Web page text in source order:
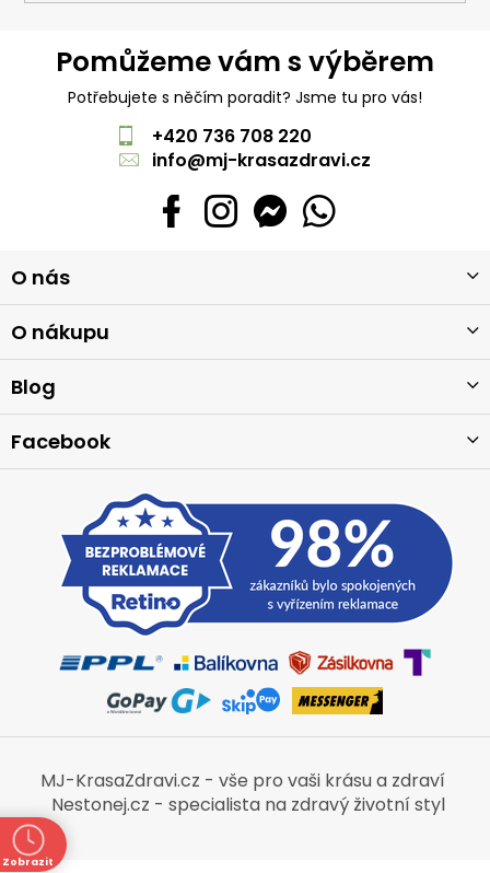
Pomůžeme vám s výběrem
Potřebujete s něčím poradit? Jsme tu pro vás!
+420 736 708 220
info@mj-krasazdravi.cz
á
p
a
t
O nás
O nákupu
Blog
Facebook
MJ-KrasaZdravi.cz - vše pro vaši krásu a zdraví
Nestonej.cz - specialista na zdravý životní styl
Zobrazit